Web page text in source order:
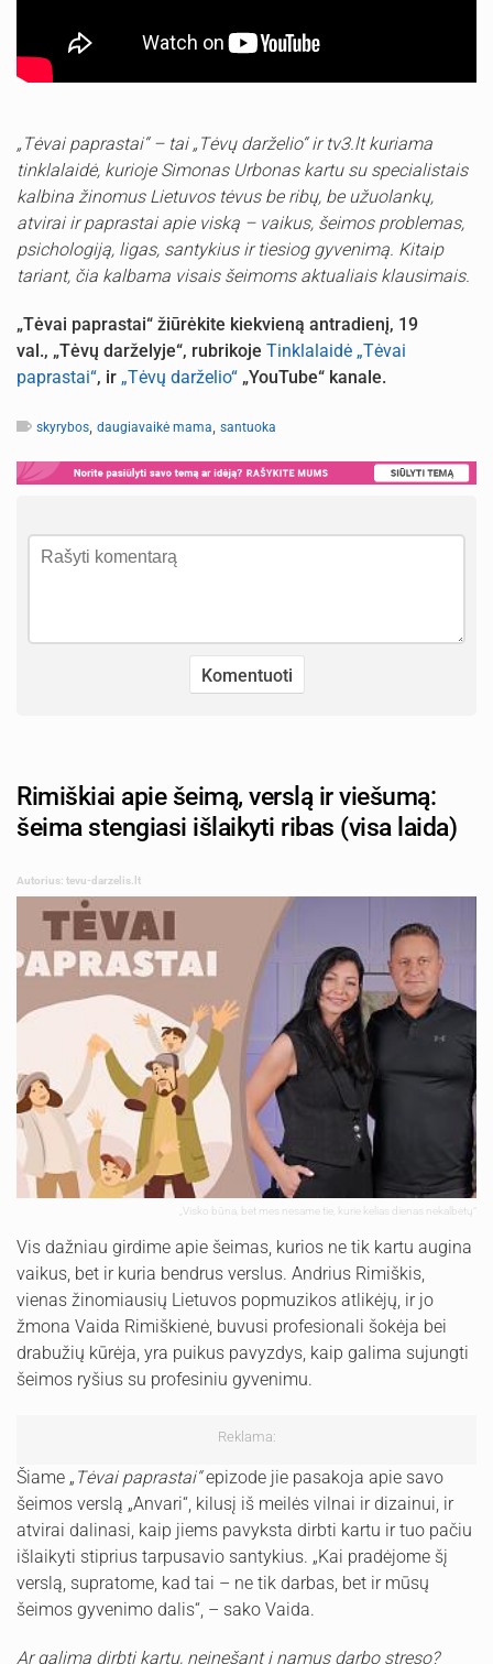
„Tėvai paprastai“ – tai „Tėvų darželio“ ir tv3.lt kuriama
tinklalaidė, kurioje Simonas Urbonas kartu su specialistais
kalbina žinomus Lietuvos tėvus be ribų, be užuolankų,
atvirai ir paprastai apie viską – vaikus, šeimos problemas,
psichologiją, ligas, santykius ir tiesiog gyvenimą. Kitaip
tariant, čia kalbama visais šeimoms aktualiais klausimais.
„Tėvai paprastai“ žiūrėkite kiekvieną antradienį, 19
val., „Tėvų darželyje“, rubrikoje Tinklalaidė „Tėvai
paprastai“, ir „Tėvų darželio“ „YouTube“ kanale.
skyrybos, daugiavaikė mama, santuoka
Rimiškiai apie šeimą, verslą ir viešumą:
šeima stengiasi išlaikyti ribas (visa laida)
Autorius: tevu-darzelis.lt
„Visko būna, bet mes nesame tie, kurie kelias dienas nekalbėtų“
Vis dažniau girdime apie šeimas, kurios ne tik kartu augina
vaikus, bet ir kuria bendrus verslus. Andrius Rimiškis,
vienas žinomiausių Lietuvos popmuzikos atlikėjų, ir jo
žmona Vaida Rimiškienė, buvusi profesionali šokėja bei
drabužių kūrėja, yra puikus pavyzdys, kaip galima sujungti
šeimos ryšius su profesiniu gyvenimu.
Reklama:
Šiame „ Tėvai paprastai“epizode jie pasakoja apie savo
šeimos verslą „Anvari“, kilusį iš meilės vilnai ir dizainui, ir
atvirai dalinasi, kaip jiems pavyksta dirbti kartu ir tuo pačiu
išlaikyti stiprius tarpusavio santykius. „Kai pradėjome šį
verslą, supratome, kad tai – ne tik darbas, bet ir mūsų
šeimos gyvenimo dalis“, – sako Vaida.
Ar galima dirbti kartu, neįnešant į namus darbo streso?